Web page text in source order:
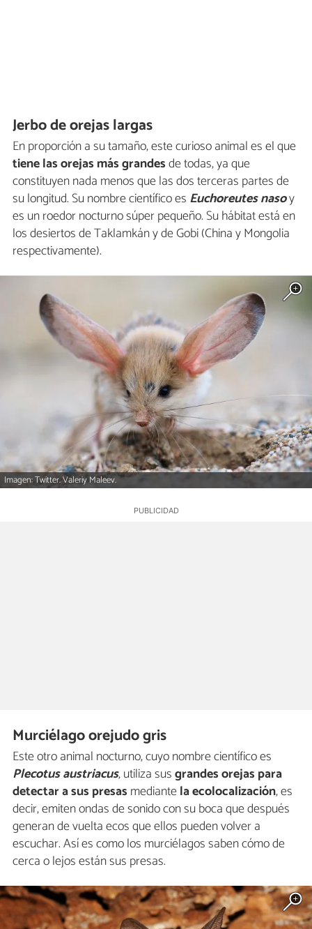
Jerbo de orejas largas
En proporción a su tamaño, este curioso animal es el que
tiene las orejas más grandesde todas, ya que
constituyen nada menos que las dos terceras partes de
su longitud. Su nombre científico es Euchoreutes nasoy
es un roedor nocturno súper pequeño. Su hábitat está en
los desiertos de Taklamkán y de Gobi (China y Mongolia
respectivamente).
Imagen: Twitter. Valeriy Maleev.
Murciélago orejudo gris
Este otro animal nocturno, cuyo nombre científico es
Plecotus austriacus, utiliza susgrandes orejas para
detectar a sus presas mediantela ecolocalización, es
decir, emiten ondas de sonido con su boca que después
generan de vuelta ecos que ellos pueden volver a
escuchar. Así es como los murciélagos saben cómo de
cerca o lejos están sus presas.